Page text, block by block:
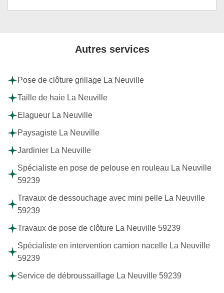
Autres services
Pose de clôture grillage La Neuville
Taille de haie La Neuville
Elagueur La Neuville
Paysagiste La Neuville
Jardinier La Neuville
Spécialiste en pose de pelouse en rouleau La Neuville
59239
Travaux de dessouchage avec mini pelle La Neuville
59239
Travaux de pose de clôture La Neuville 59239
Spécialiste en intervention camion nacelle La Neuville
59239
Service de débroussaillage La Neuville 59239